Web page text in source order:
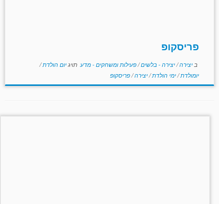
פריסקופ
ב יצירה/יצירה - בלשים/פעילות ומשחקים - מדע תויגיום הולדת/
יומולדת/ימי הולדת/יצירה/פריסקופ